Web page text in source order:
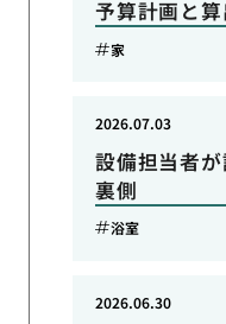
予算計画と
家
設備担当者
裏側
2026.07.03
浴室
2026.06.30